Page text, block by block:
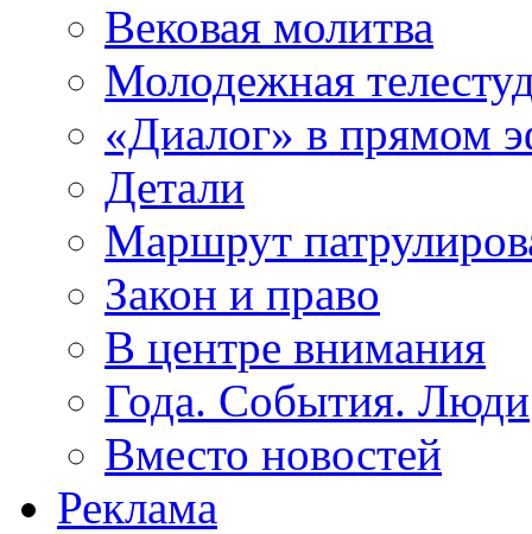
Вековая молитва
Молодежная
«Диалог» в прямом
Детали
Маршрут
Закон и право
В центре внимания
Года. События. Люди
Вместо новостей
Реклама